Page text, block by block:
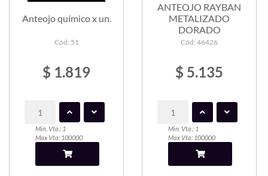
Anteojo químico x un.
Cód: 51
$ 1.819
Min. Vta.: 1
Max Vta: 100000
ANTEOJO RAYBAN
METALIZADO
DORADO
Cód: 46426
$ 5.135
Min. Vta.: 1
Max Vta: 100000